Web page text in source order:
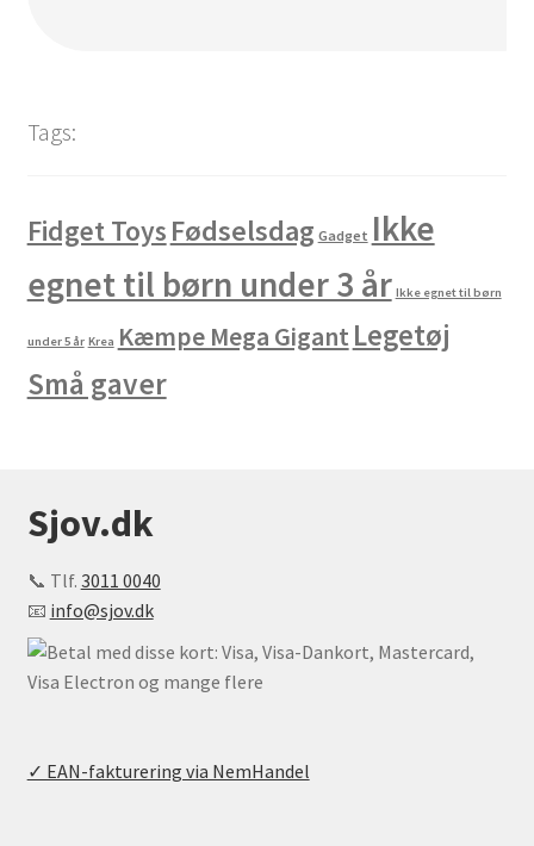
Tags:
Fidget Toys Fødselsdag Gadget Ikke
egnet til børn under 3 år Ikke egnet til børn
under 5 år Krea Kæmpe Mega Gigant Legetøj
Små gaver
Sjov.dk
📞 Tlf. 3011 0040
📧 info@sjov.dk
✓ EAN-fakturering via NemHandel